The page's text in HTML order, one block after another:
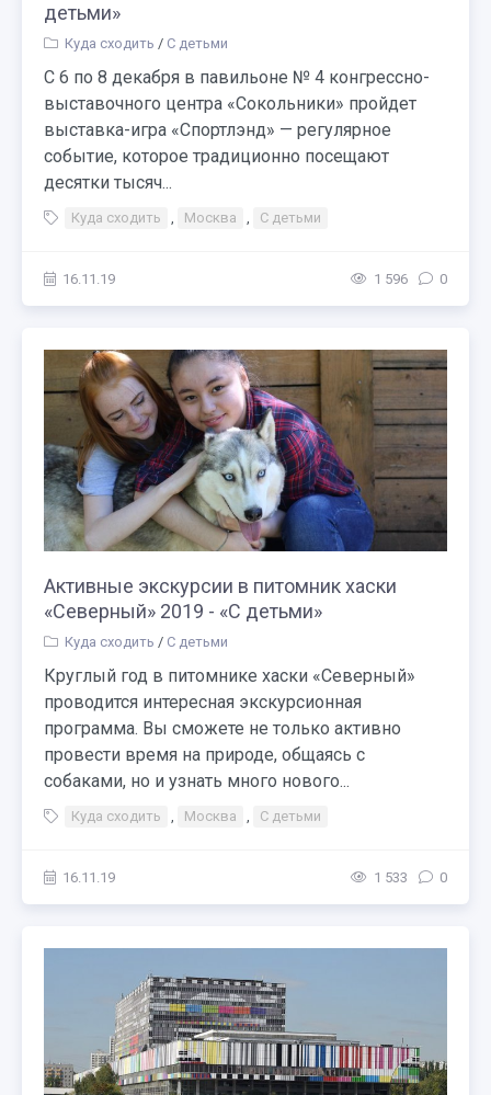
детьми»
Куда сходить / С детьми
С 6 по 8 декабря в павильоне № 4 конгрессно-
выставочного центра «Сокольники» пройдет
выставка-игра «Спортлэнд» — регулярное
событие, которое традиционно посещают
десятки тысяч...
Куда сходить , Москва , С детьми
16.11.19 1 596 0
Активные экскурсии в питомник хаски
«Северный» 2019 - «С детьми»
Куда сходить / С детьми
Круглый год в питомнике хаски «Северный»
проводится интересная экскурсионная
программа. Вы сможете не только активно
провести время на природе, общаясь с
собаками, но и узнать много нового...
Куда сходить , Москва , С детьми
16.11.19 1 533 0